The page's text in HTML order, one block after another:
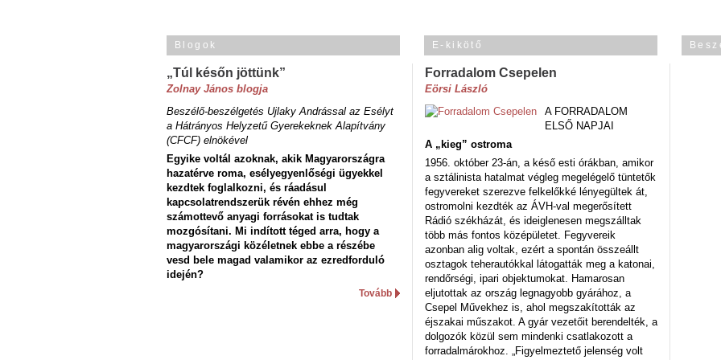
Blogok
„Túl későn jöttünk”
Zolnay János blogja
Beszélő-beszélgetés Ujlaky Andrással az Esélyt
a Hátrányos Helyzetű Gyerekeknek Alapítvány
(CFCF) elnökével
Egyike voltál azoknak, akik Magyarországra
hazatérve roma, esélyegyenlőségi ügyekkel
kezdtek foglalkozni, és ráadásul
kapcsolatrendszerük révén ehhez még
számottevő anyagi forrásokat is tudtak
mozgósítani. Mi indított téged arra, hogy a
magyarországi közéletnek ebbe a részébe
vesd bele magad valamikor az ezredforduló
idején?
Tovább
E-kikötő
Forradalom Csepelen
Eörsi László
A FORRADALOM
ELSŐ NAPJAI
A „kieg” ostroma
1956. október 23-án, a késő esti órákban, amikor
a sztálinista hatalmat végleg megelégelő tüntetők
fegyvereket szerezve felkelőkké lényegültek át,
ostromolni kezdték az ÁVH-val megerősített
Rádió székházát, és ideiglenesen megszálltak
több más fontos középületet. Fegyvereik
azonban alig voltak, ezért a spontán összeállt
osztagok teherautókkal látogatták meg a katonai,
rendőrségi, ipari objektumokat. Hamarosan
eljutottak az ország legnagyobb gyárához, a
Csepel Művekhez is, ahol megszakították az
éjszakai műszakot. A gyár vezetőit berendelték, a
dolgozók közül sem mindenki csatlakozott a
forradalmárokhoz. „Figyelmeztető jelenség volt